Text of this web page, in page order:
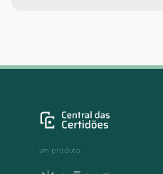
um produto